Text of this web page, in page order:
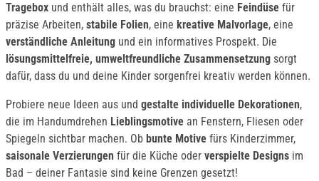
Tragebox und enthält alles, was du brauchst: eine Feindüse für
präzise Arbeiten, stabile Folien, eine kreative Malvorlage, eine
verständliche Anleitung und ein informatives Prospekt. Die
lösungsmittelfreie, umweltfreundliche Zusammensetzung sorgt
dafür, dass du und deine Kinder sorgenfrei kreativ werden können.
Probiere neue Ideen aus und gestalte individuelle Dekorationen,
die im Handumdrehen Lieblingsmotive an Fenstern, Fliesen oder
Spiegeln sichtbar machen. Ob bunte Motive fürs Kinderzimmer,
saisonale Verzierungen für die Küche oder verspielte Designs im
Bad – deiner Fantasie sind keine Grenzen gesetzt!